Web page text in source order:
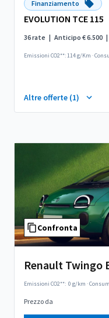
Finanziamento
EVOLUTION TCE 115
36 rate | Anticipo € 6.500 |
Emissioni CO2**: 114 g/Km ·
Altre offerte (1)
Confronta
Renault Twingo
Emissioni CO2**: 0 g/km ·
Prezzo da